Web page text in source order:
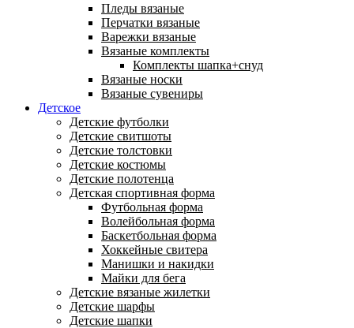
Пледы вязаные
Перчатки вязаные
Варежки вязаные
Вязаные комплекты
Комплекты шапка+снуд
Вязаные носки
Вязаные сувениры
Детское
Детские футболки
Детские свитшоты
Детские толстовки
Детские костюмы
Детские полотенца
Детская спортивная форма
Футбольная форма
Волейбольная форма
Баскетбольная форма
Хоккейные свитера
Манишки и накидки
Майки для бега
Детские вязаные жилетки
Детские шарфы
Детские шапки